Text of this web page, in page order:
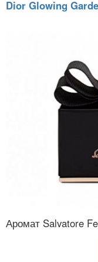
Dior Glowing
Аромат Salvatore